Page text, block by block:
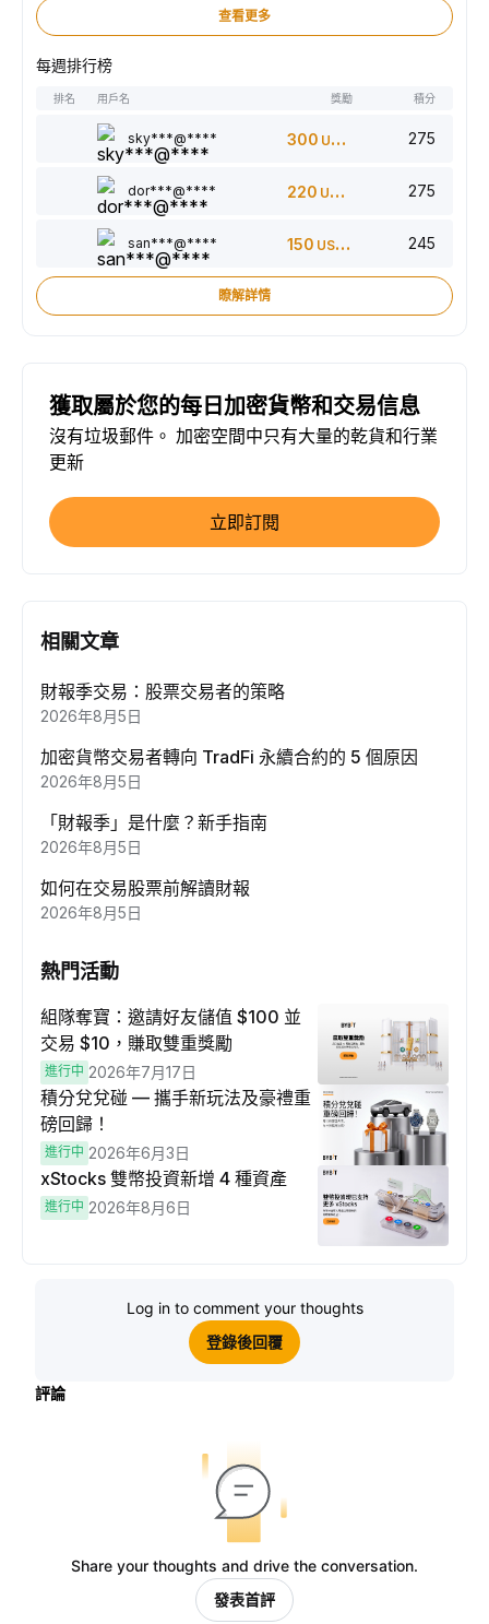
查看更多
每週排行榜
排名 用戶名 獎勵 積分
sky***@**** 300 USDT 275
dor***@**** 220 USDT 275
san***@**** 150 USDT 245
瞭解詳情
獲取屬於您的每日加密貨幣和交易信息
沒有垃圾郵件。 加密空間中只有大量的乾貨和行業
更新
立即訂閱
相關文章
財報季交易：股票交易者的策略
2026年8月5日
加密貨幣交易者轉向 TradFi 永續合約的 5 個原因
2026年8月5日
「財報季」是什麼？新手指南
2026年8月5日
如何在交易股票前解讀財報
2026年8月5日
熱門活動
組隊奪寶：邀請好友儲值 $100 並
交易 $10，賺取雙重獎勵
進行中 2026年7月17日
積分兌兌碰 — 攜手新玩法及豪禮重
磅回歸！
進行中 2026年6月3日
xStocks 雙幣投資新增 4 種資產
進行中 2026年8月6日
Log in to comment your thoughts
登錄後回覆
評論
Share your thoughts and drive the conversation.
發表首評